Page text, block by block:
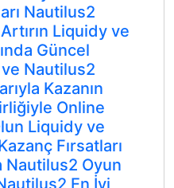
Nautilus2
Artırın Liquidy ve
Güncel
Nautilus2
Kazanın
Online
Liquidy ve
Fırsatları
Oyun
En İyi